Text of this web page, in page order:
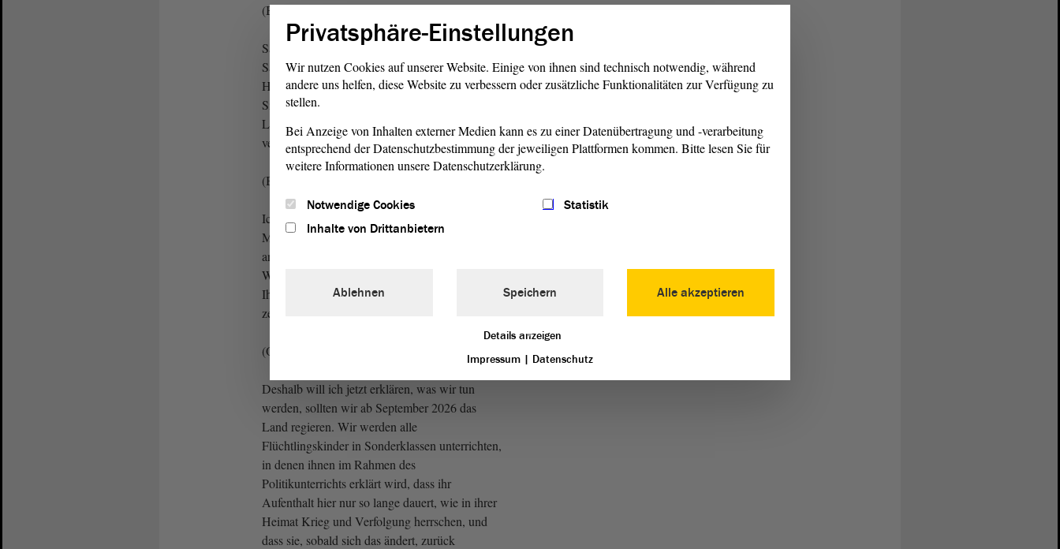
(Beifall bei der AfD)
Sagen Sie also bitte nicht, Bildung im Land
Sachsen-Anhalt müsse sich den
Herausforderungen der Zukunft stellen. Sagen
Sie: Unsere Bildungspolitik bietet schlechte
Lösungen für Probleme, die wir selbst
verursacht haben.
(Beifall bei der AfD)
Ich will mich aber gar nicht länger mit Ihrer
Misere aufhalten; denn wir, die AfD, sind
angetreten, diesen Augias-Stall auszumisten.
Wir sind gekommen, den Gordischen Knoten
Ihrer ungebildeten Bildungspolitik zu
zerschlagen.
(Oh! bei der CDU)
Deshalb will ich jetzt erklären, was wir tun
werden, sollten wir ab September 2026 das
Land regieren. Wir werden alle
Flüchtlingskinder in Sonderklassen unterrichten,
in denen ihnen im Rahmen des
Politikunterrichts erklärt wird, dass ihr
Aufenthalt hier nur so lange dauert, wie in ihrer
Heimat Krieg und Verfolgung herrschen, und
dass sie, sobald sich das ändert, zurück
Privatsphäre-Einstellungen
Wir nutzen Cookies auf unserer Website. Einige von ihnen sind technisch notwendig, während
andere uns helfen, diese Website zu verbessern oder zusätzliche Funktionalitäten zur Verfügung zu
stellen.
Bei Anzeige von Inhalten externer Medien kann es zu einer Datenübertragung und -verarbeitung
entsprechend der Datenschutzbestimmung der jeweiligen Plattformen kommen. Bitte lesen Sie für
weitere Informationen unsere Datenschutzerklärung.
Notwendige Cookies
Statistik
Inhalte von Drittanbietern
Alle akzeptieren
Ablehnen Speichern
Details anzeigen
Impressum | Datenschutz